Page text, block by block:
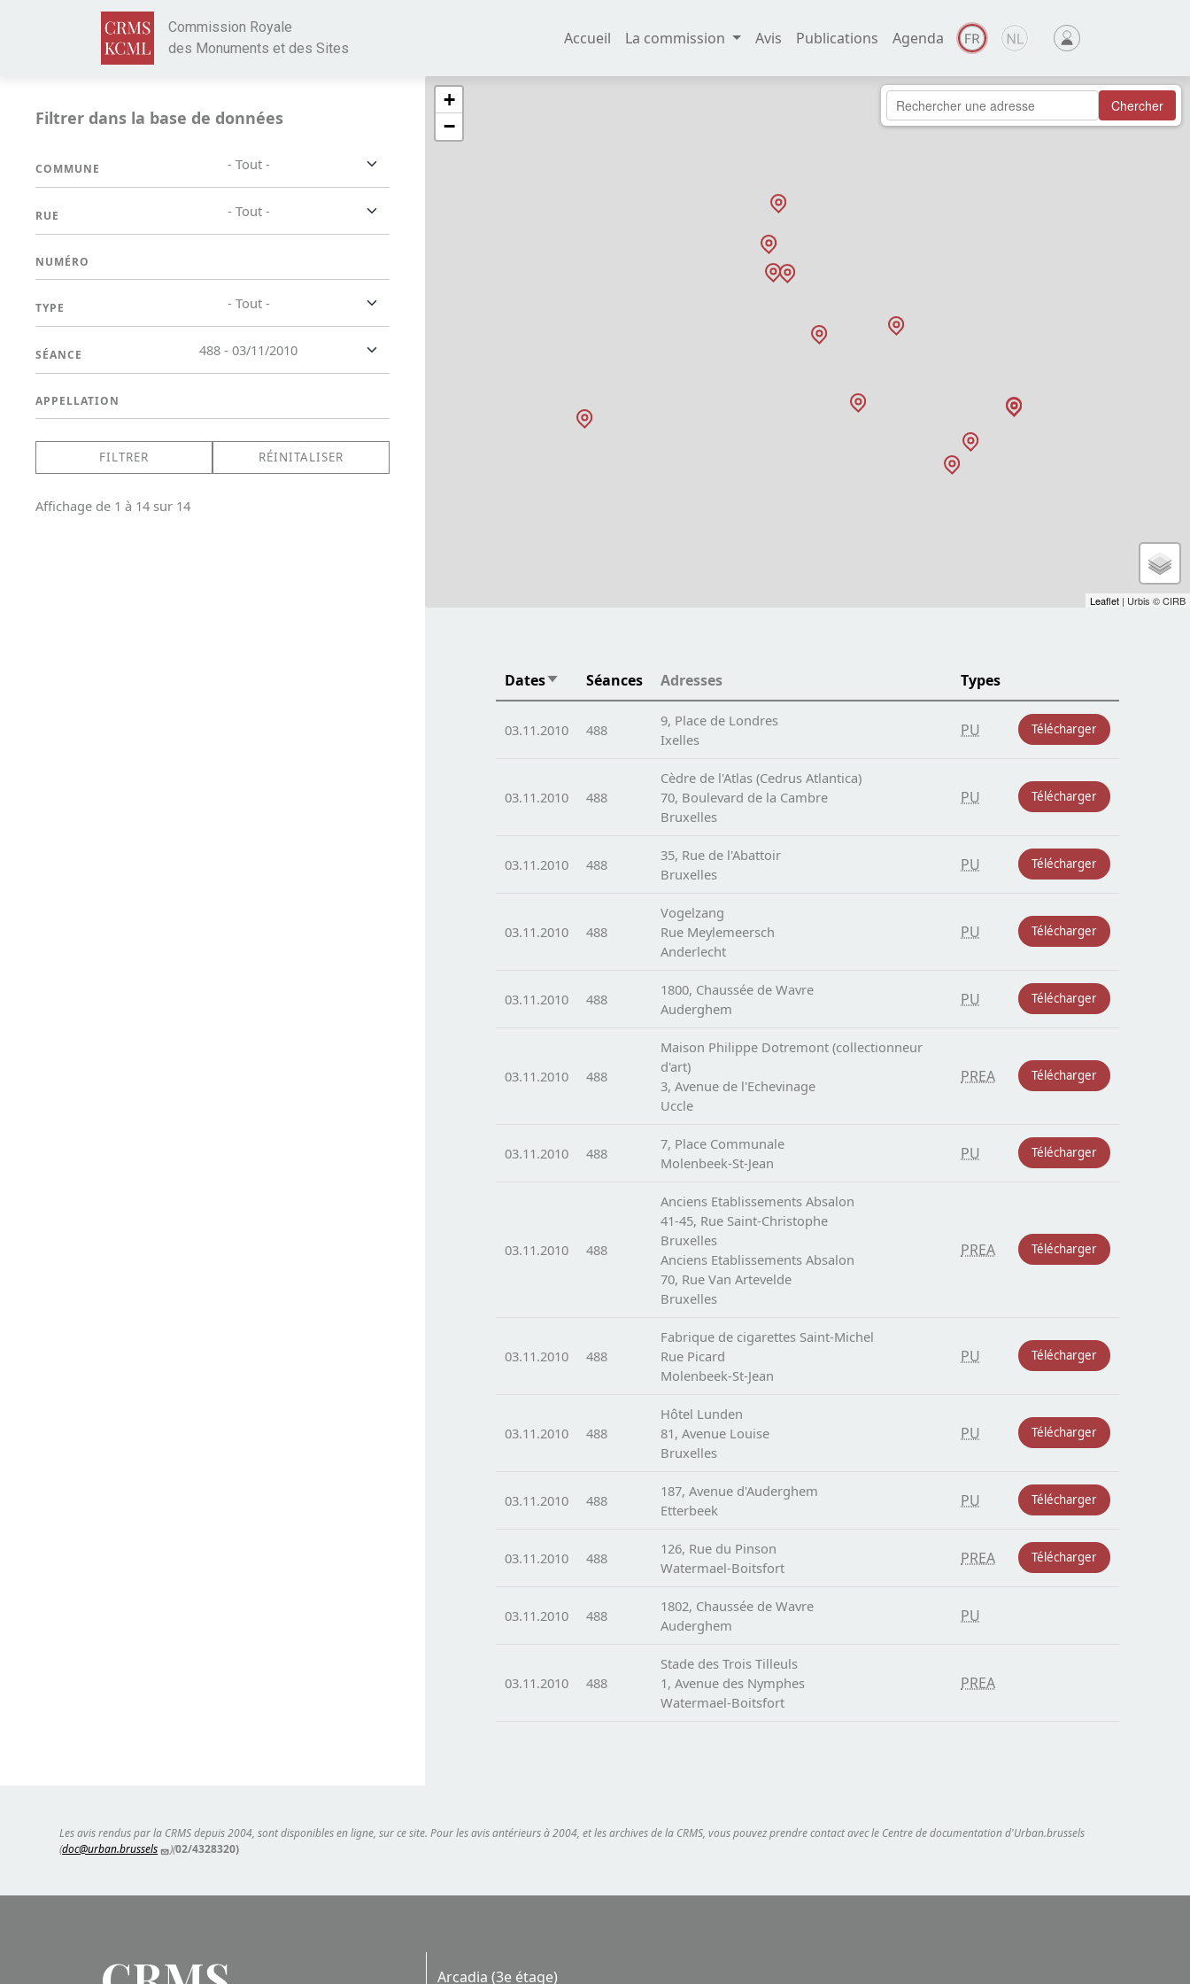
Aller au contenu principal
Commission Royale
des Monuments et des Sites
Accueil La commission Avis Publications Agenda
Filtrer dans la base de données
COMMUNE - Tout -
RUE - Tout -
NUMÉRO
TYPE - Tout -
SÉANCE 488 - 03/11/2010
APPELLATION
Affichage de 1 à 14 sur 14
+
−
Chercher
Leaflet | Urbis © CIRB
DatesTrier par ordre croissant
Séances Adresses Types
03.11.2010 488
9, Place de Londres
Ixelles
PU Télécharger
03.11.2010 488
Cèdre de l'Atlas (Cedrus Atlantica)
70, Boulevard de la Cambre
Bruxelles
PU Télécharger
03.11.2010 488
35, Rue de l'Abattoir
Bruxelles
PU Télécharger
03.11.2010 488
Vogelzang
Rue Meylemeersch
Anderlecht
PU Télécharger
03.11.2010 488
1800, Chaussée de Wavre
Auderghem
PU Télécharger
03.11.2010 488
Maison Philippe Dotremont (collectionneur
d'art)
3, Avenue de l'Echevinage
Uccle
PREA Télécharger
03.11.2010 488
7, Place Communale
Molenbeek-St-Jean
PU Télécharger
03.11.2010 488
Anciens Etablissements Absalon
41-45, Rue Saint-Christophe
Bruxelles
Anciens Etablissements Absalon
70, Rue Van Artevelde
Bruxelles
PREA Télécharger
03.11.2010 488
Fabrique de cigarettes Saint-Michel
Rue Picard
Molenbeek-St-Jean
PU Télécharger
03.11.2010 488
Hôtel Lunden
81, Avenue Louise
Bruxelles
PU Télécharger
03.11.2010 488
187, Avenue d'Auderghem
Etterbeek
PU Télécharger
03.11.2010 488
126, Rue du Pinson
Watermael-Boitsfort
PREA Télécharger
03.11.2010 488
1802, Chaussée de Wavre
Auderghem
PU
03.11.2010 488
Stade des Trois Tilleuls
1, Avenue des Nymphes
Watermael-Boitsfort
PREA
Les avis rendus par la CRMS depuis 2004, sont disponibles en ligne, sur ce site. Pour les avis antérieurs à 2004, et les archives de la CRMS, vous pouvez prendre contact avec le Centre de documentation d'Urban.brussels
(doc@urban.brussels )(02/4328320)
Arcadia (3e étage)